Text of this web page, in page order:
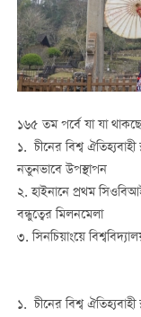
১৬৫ তম পর্বে
১. চীনের বিশ্ব
নতুনভাবে উপস্থাপন
২. হাইনানে প্রথম
বন্ধুত্বের মিলনমেলা
৩. সিনচিয়াংয়ে
১. চীনের বিশ্ব